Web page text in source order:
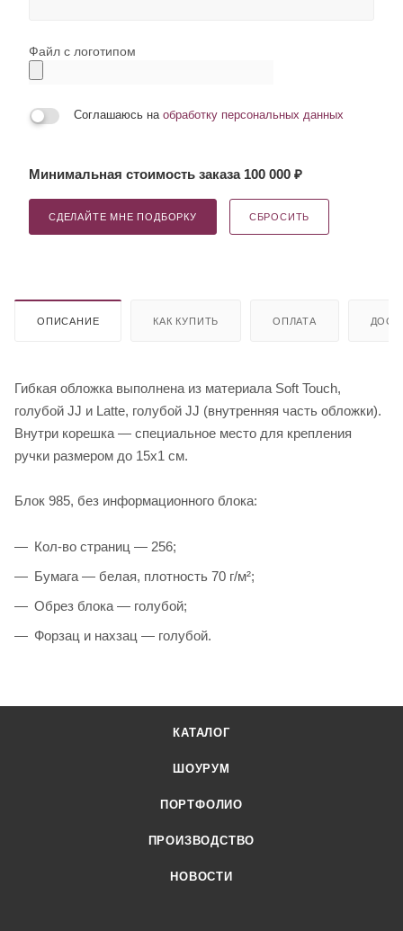
Файл с логотипом
Соглашаюсь на обработку персональных данных
Минимальная стоимость заказа 100 000 ₽
СДЕЛАЙТЕ МНЕ ПОДБОРКУ СБРОСИТЬ
ОПИСАНИЕ КАК КУПИТЬ ОПЛАТА
Гибкая обложка выполнена из материала Soft Touch,
голубой JJ и Latte, голубой JJ (внутренняя часть обложки).
Внутри корешка — специальное место для крепления
ручки размером до 15х1 см.
Блок 985, без информационного блока:
Кол-во страниц — 256;
Бумага — белая, плотность 70 г/м²;
Обрез блока — голубой;
Форзац и нахзац — голубой.
КАТАЛОГ
ШОУРУМ
ПОРТФОЛИО
ПРОИЗВОДСТВО
НОВОСТИ